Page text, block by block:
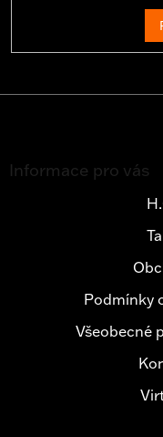
Informace pro vás
Podmínky
Všeobecné